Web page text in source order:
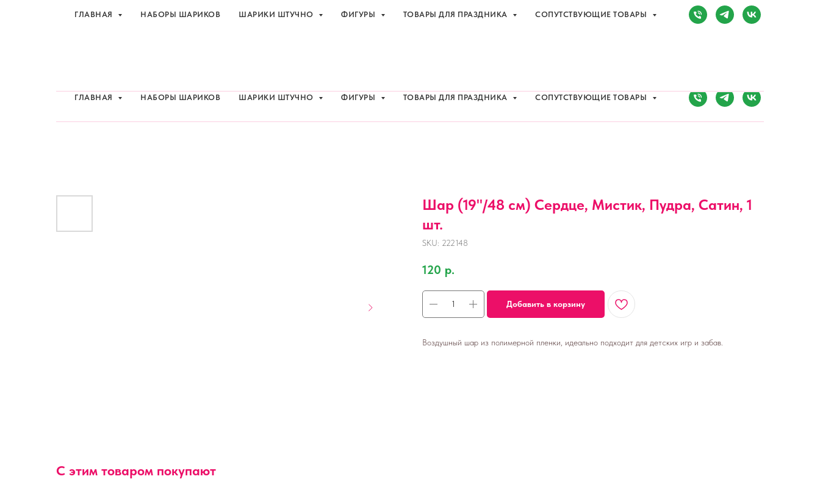
Сочи, Адлер,ул. Мира, д. 14
ГЛАВНАЯ НАБОРЫ ШАРИКОВ ШАРИКИ ШТУЧНО ФИГУРЫ ТОВАРЫ ДЛЯ ПРАЗДНИКА СОПУТСТВУЮЩИЕ ТОВАРЫ
ГЛАВНАЯ НАБОРЫ ШАРИКОВ ШАРИКИ ШТУЧНО ФИГУРЫ ТОВАРЫ ДЛЯ ПРАЗДНИКА СОПУТСТВУЮЩИЕ ТОВАРЫ
Шар (19''/48 см) Сердце, Мистик, Пудра, Сатин, 1
шт.
SKU: 222148
120 р.
Добавить в корзину
Воздушный шар из полимерной пленки, идеально подходит для детских игр и забав.
С этим товаром покупают